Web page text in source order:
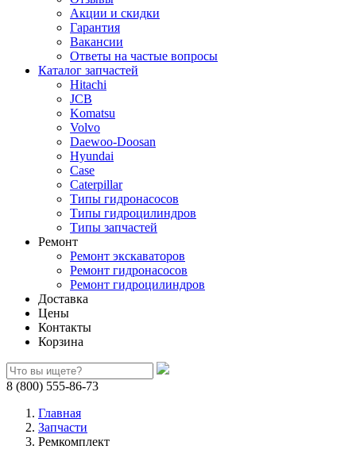
Акции и скидки
Гарантия
Вакансии
Ответы на частые вопросы
Каталог запчастей
Hitachi
JCB
Komatsu
Volvo
Daewoo-Doosan
Hyundai
Case
Caterpillar
Типы гидронасосов
Типы гидроцилиндров
Типы запчастей
Ремонт
Ремонт экскаваторов
Ремонт гидронасосов
Ремонт гидроцилиндров
Доставка
Цены
Контакты
Корзина
8 (800) 555-86-73
Главная
Запчасти
Ремкомплект